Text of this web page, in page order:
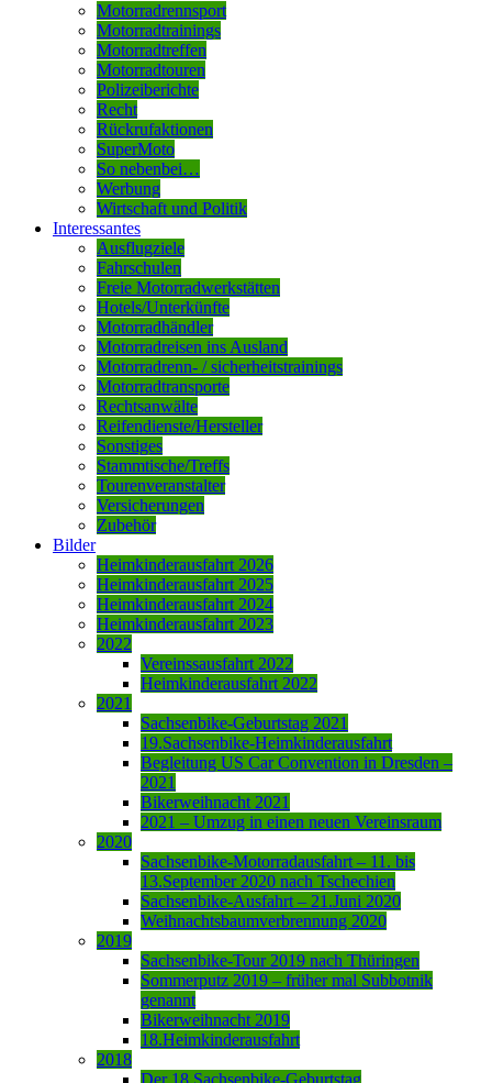
Motorradrennsport
Motorradtrainings
Motorradtreffen
Motorradtouren
Polizeiberichte
Recht
Rückrufaktionen
SuperMoto
So nebenbei…
Werbung
Wirtschaft und Politik
Interessantes
Ausflugziele
Fahrschulen
Freie Motorradwerkstätten
Hotels/Unterkünfte
Motorradhändler
Motorradreisen ins Ausland
Motorradrenn- / sicherheitstrainings
Motorradtransporte
Rechtsanwälte
Reifendienste/Hersteller
Sonstiges
Stammtische/Treffs
Tourenveranstalter
Versicherungen
Zubehör
Bilder
Heimkinderausfahrt 2026
Heimkinderausfahrt 2025
Heimkinderausfahrt 2024
Heimkinderausfahrt 2023
2022
Vereinssausfahrt 2022
Heimkinderausfahrt 2022
2021
Sachsenbike-Geburtstag 2021
19.Sachsenbike-Heimkinderausfahrt
Begleitung US Car Convention in Dresden –
2021
Bikerweihnacht 2021
2021 – Umzug in einen neuen Vereinsraum
2020
Sachsenbike-Motorradausfahrt – 11. bis
13.September 2020 nach Tschechien
Sachsenbike-Ausfahrt – 21.Juni 2020
Weihnachtsbaumverbrennung 2020
2019
Sachsenbike-Tour 2019 nach Thüringen
Sommerputz 2019 – früher mal Subbotnik
genannt
Bikerweihnacht 2019
18.Heimkinderausfahrt
2018
Der 18.Sachsenbike-Geburtstag